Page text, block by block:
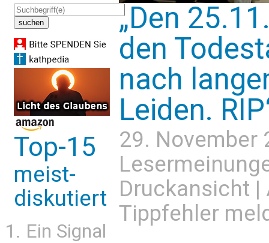
Top-15
meist-
diskutiert
Ein Signal
„Den
den
nach
Leiden.
29. November
Druckansicht |
Tippfehler